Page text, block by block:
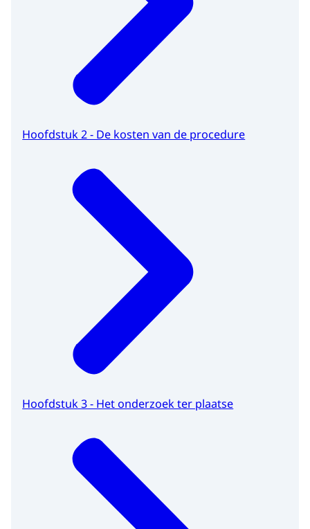
Hoofdstuk 2 - De kosten van de procedure
Hoofdstuk 3 - Het onderzoek ter plaatse